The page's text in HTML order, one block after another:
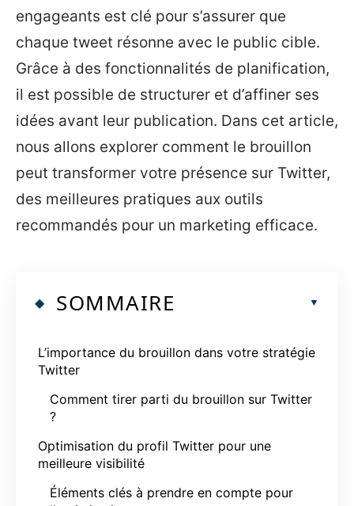
engageants est clé pour s’assurer que
chaque tweet résonne avec le public cible.
Grâce à des fonctionnalités de planification,
il est possible de structurer et d’affiner ses
idées avant leur publication. Dans cet article,
nous allons explorer comment le brouillon
peut transformer votre présence sur Twitter,
des meilleures pratiques aux outils
recommandés pour un marketing efficace.
SOMMAIRE
L’importance du brouillon dans votre stratégie
Twitter
Comment tirer parti du brouillon sur Twitter
?
Optimisation du profil Twitter pour une
meilleure visibilité
Éléments clés à prendre en compte pour